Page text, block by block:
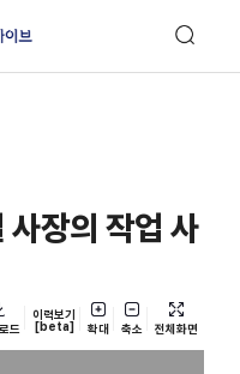
사장의 작업 사
드
이력보기
[beta]
확대 축소 전체화면